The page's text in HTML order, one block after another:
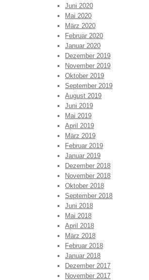
Juni 2020
Mai 2020
März 2020
Februar 2020
Januar 2020
Dezember 2019
November 2019
Oktober 2019
September 2019
August 2019
Juni 2019
Mai 2019
April 2019
März 2019
Februar 2019
Januar 2019
Dezember 2018
November 2018
Oktober 2018
September 2018
Juni 2018
Mai 2018
April 2018
März 2018
Februar 2018
Januar 2018
Dezember 2017
November 2017